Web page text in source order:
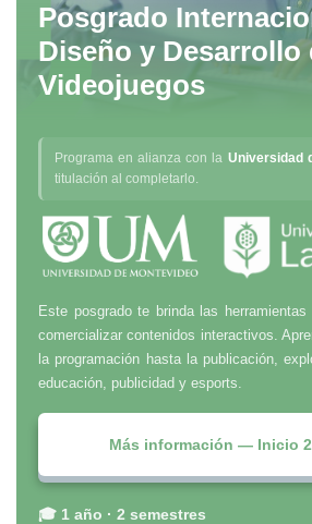
Posgrado
Diseño y Desarrollo
Videojuegos
Programa en alianza con la Universidad
titulación al completarlo.
Este posgrado te brinda las
comercializar contenidos interactivos.
la programación hasta la publicación,
educación, publicidad y esports.
Más información — Inicio
🎓 1 año · 2 semestres